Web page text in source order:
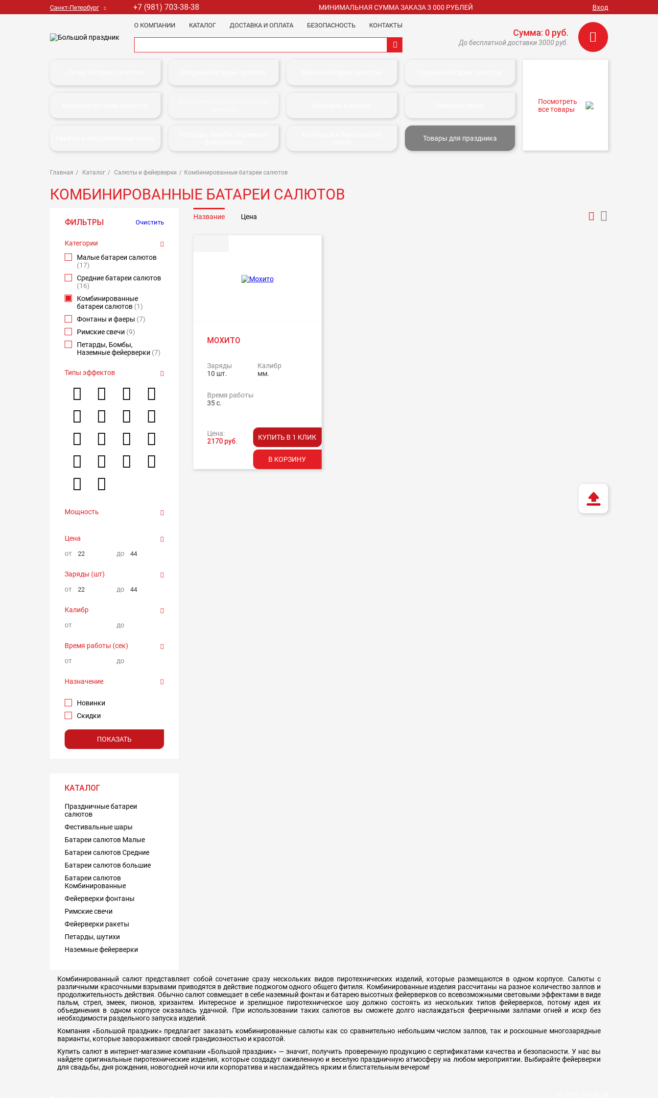
Санкт-Петербург +7 (981) 703-38-38 МИНИМАЛЬНАЯ СУММА ЗАКАЗА 3 000 РУБЛЕЙ Вход
О КОМПАНИИ КАТАЛОГ ДОСТАВКА И ОПЛАТА БЕЗОПАСНОСТЬ КОНТАКТЫ
Сумма: 0 руб.
До бесплатной доставки 3000 руб.
Товары для праздника
Посмотреть
все товары
Главная Каталог Салюты и фейерверки Комбинированные батареи салютов
КОМБИНИРОВАННЫЕ БАТАРЕИ САЛЮТОВ
ФИЛЬТРЫ Очистить
Категории
Малые батареи салютов
(17)
Средние батареи салютов
(16)
Комбинированные
батареи салютов (1)
Фонтаны и фаеры (7)
Римские свечи (9)
Петарды, Бомбы,
Наземные фейерверки (7)
Типы эффектов
Мощность
Цена
от
до
Заряды (шт)
от
до
Калибр
от
до
Время работы (сек)
от
до
Назначение
Новинки
Скидки
ПОКАЗАТЬ
КАТАЛОГ
Праздничные батареи
салютов
Фестивальные шары
Батареи салютов Малые
Батареи салютов Средние
Батареи салютов большие
Батареи салютов
Комбинированные
Фейерверки фонтаны
Римские свечи
Фейерверки ракеты
Петарды, шутихи
Наземные фейерверки
Название Цена
МОХИТО
Заряды
10 шт.
Калибр
мм.
Время работы
35 с.
Цена:
2170 руб.
КУПИТЬ В 1 КЛИК
В КОРЗИНУ
Комбинированный салют представляет собой сочетание сразу нескольких видов пиротехнических изделий, которые размещаются в одном корпусе. Салюты с
различными красочными взрывами приводятся в действие поджогом одного общего фитиля. Комбинированные изделия рассчитаны на разное количество залпов и
продолжительность действия. Обычно салют совмещает в себе наземный фонтан и батарею высотных фейерверков со всевозможными световыми эффектами в виде
пальм, стрел, змеек, пионов, хризантем. Интересное и зрелищное пиротехническое шоу должно состоять из нескольких типов фейерверков, потому идея их
объединения в одном корпусе оказалась удачной. При использовании таких салютов вы сможете долго наслаждаться фееричными залпами огней и искр без
необходимости раздельного запуска изделий.
Компания «Большой праздник» предлагает заказать комбинированные салюты как со сравнительно небольшим числом залпов, так и роскошные многозарядные
варианты, которые завораживают своей грандиозностью и красотой.
Купить салют в интернет-магазине компании «Большой праздник» — значит, получить проверенную продукцию с сертификатами качества и безопасности. У нас вы
найдете оригинальные пиротехнические изделия, которые создадут оживленную и веселую праздничную атмосферу на любом мероприятии. Выбирайте фейерверки
для свадьбы, дня рождения, новогодней ночи или корпоратива и наслаждайтесь ярким и блистательным вечером!